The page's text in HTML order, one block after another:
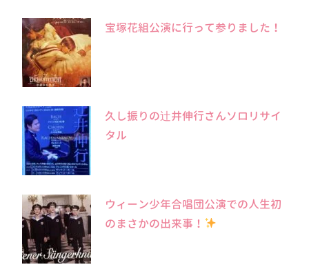
宝塚花組公演に行って参りました！
久し振りの辻井伸行さんソロリサイ
タル
ウィーン少年合唱団公演での人生初
のまさかの出来事！